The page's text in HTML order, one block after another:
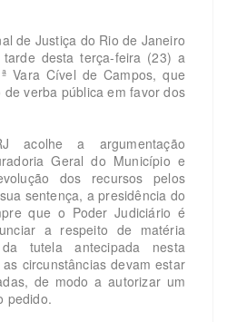
de Justiça do Rio de Janeiro
desta terça-feira (23) a
Vara Cível de Campos, que
verba pública em favor dos
acolhe a argumentação
Geral do Município e
dos recursos pelos
sentença, a presidência do
que o Poder Judiciário é
a respeito de matéria
tutela antecipada nesta
circunstâncias devam estar
de modo a autorizar um
pedido.